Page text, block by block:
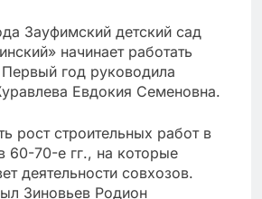
Зауфимский детский сад
начинает работать
год руководила
Евдокия Семеновна.
рост строительных работ в
60-70-е гг., на которые
деятельности совхозов.
Зиновьев Родион